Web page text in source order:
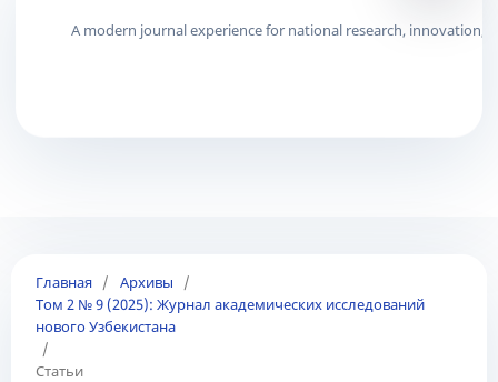
Главная / Архивы
/
Том 2 № 9 (2025): Журнал академических исследований
нового Узбекистана
/
Статьи